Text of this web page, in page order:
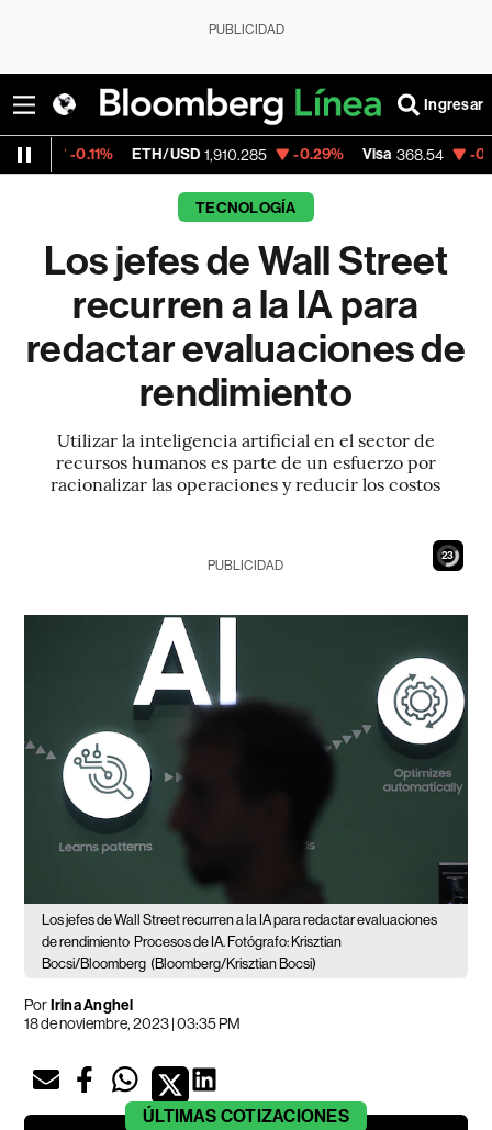
PUBLICIDAD
Ingresar
ETH/USD 1,910.285 -0.29% Visa 368.54 -0.28%
TECNOLOGÍA
Los jefes de Wall Street
recurren a la IA para
redactar evaluaciones de
rendimiento
Utilizar la inteligencia artificial en el sector de
recursos humanos es parte de un esfuerzo por
racionalizar las operaciones y reducir los costos
21
PUBLICIDAD
Los jefes de Wall Street recurren a la IA para redactar evaluaciones
de rendimiento Procesos de IA. Fotógrafo: Krisztian
Bocsi/Bloomberg (Bloomberg/Krisztian Bocsi)
PorIrina Anghel
18 de noviembre, 2023 | 03:35 PM
ÚLTIMAS COTIZACIONES